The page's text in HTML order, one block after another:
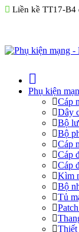
Liền kề TT17-B4
Phụ kiện
Cáp
Dây
Bộ
Bộ
Cáp
Cáp
Cáp
Kìm
Bộ
Tủ
Thiết